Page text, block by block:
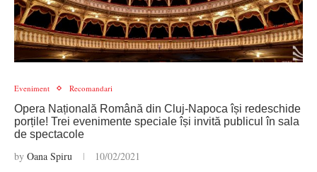
Eveniment Recomandari
Opera Națională Română din Cluj-Napoca își redeschide
porțile! Trei evenimente speciale își invită publicul în sala
de spectacole
by Oana Spiru 10/02/2021